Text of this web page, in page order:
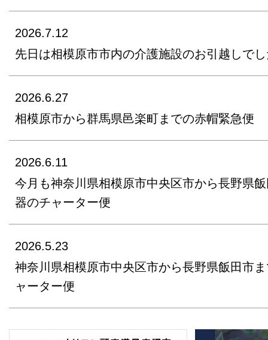
2026.7.12
先日は相模原市市内の介護施設のお引越しで
2026.6.27
相模原市から群馬県邑楽町までの赤帽緊急便
2026.6.11
今月も神奈川県相模原市中央区市から長野県
器のチャーター便
2026.5.23
神奈川県相模原市中央区市から長野県飯田市
ャーター便